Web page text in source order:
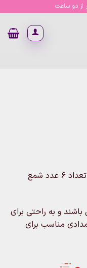
از دو ساعت
شمع تولد مدادی رنگی در هر بسته بندی تعداد ۶ عدد شمع
و به راحتی برای
مناسب برای